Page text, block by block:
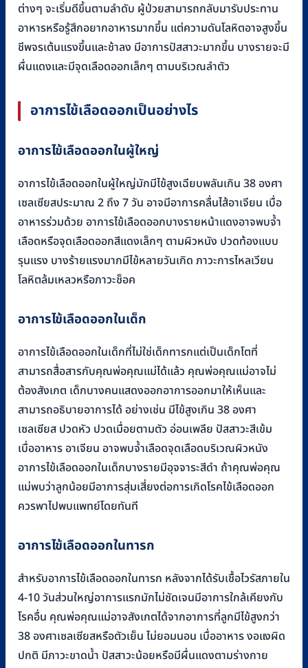
ต่างๆ จะเริ่มดีขึ้นตามลำดับ ผู้ป่วยสามารถกลับมารับประทาน
อาหารหรือรู้สึกอยากอาหารมากขึ้น แต่ความดันโลหิตอาจสูงขึ้น
ชีพจรเต้นแรงขึ้นและช้าลง มีอาการปัสสาวะมากขึ้น บางรายจะมี
ผื่นแดงและมีจุดเลือดออกเล็กๆ ตามบริเวณลำตัว
อาการไข้เลือดออกเป็นอย่างไร
อาการไข้เลือดออกในผู้ใหญ่
อาการไข้เลือดออกในผู้ใหญ่มักมีไข้สูงเฉียบพลันเกิน 38 องศา
เซลเซียสประมาณ 2 ถึง 7 วัน อาจมีอาการคลื่นไส้อาเจียน เบื่อ
อาหารร่วมด้วย อาการไข้เลือดออกบางรายหน้าแดงอาจพบจ้ำ
เลือดหรือจุดเลือดออกสีแดงเล็กๆ ตามผิวหนัง ปวดท้องแบบ
รุนแรง บางร้ายแรงมากมีไข้หลายวันเกิด ภาวะการไหลเวียน
โลหิตล้มเหลวหรือภาวะช็อค
อาการไข้เลือดออกในเด็ก
อาการไข้เลือดออกในเด็กที่ไม่ใช่เด็กทารกแต่เป็นเด็กโตที่
สามารถสื่อสารกับคุณพ่อคุณแม่ได้แล้ว คุณพ่อคุณแม่อาจไม่
ต้องสังเกต เด็กบางคนแสดงออกอาการออกมาให้เห็นและ
สามารถอธิบายอาการได้ อย่างเช่น มีไข้สูงเกิน 38 องศา
เซลเซียส ปวดหัว ปวดเมื่อยตามตัว อ่อนเพลีย ปัสสาวะสีเข้ม
เบื่ออาหาร อาเจียน อาจพบจ้ำเลือดจุดเลือดบริเวณผิวหนัง
อาการไข้เลือดออกในเด็กบางรายมีอุจจาระสีดำ ถ้าคุณพ่อคุณ
แม่พบว่าลูกน้อยมีอาการสุ่มเสี่ยงต่อการเกิดโรคไข้เลือดออก
ควรพาไปพบแพทย์โดยทันที
อาการไข้เลือดออกในทารก
สำหรับอาการไข้เลือดออกในทารก หลังจากได้รับเชื้อไวรัสภายใน
4-10 วันส่วนใหญ่อาการแรกมักไม่ชัดเจนมีอาการใกล้เคียงกับ
โรคอื่น คุณพ่อคุณแม่อาจสังเกตได้จากอาการที่ลูกมีไข้สูงกว่า
38 องศาเซลเซียสหรือตัวเย็น ไม่ยอมนอน เบื่ออาหาร งอแงผิด
ปกติ มีภาวะขาดน้ำ ปัสสาวะน้อยหรือมีผื่นแดงตามร่างกาย